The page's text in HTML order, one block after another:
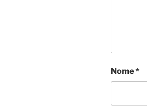
Nome*